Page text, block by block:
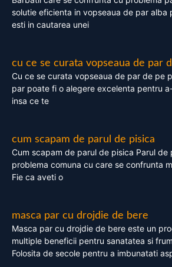
solutie eficienta in vopseaua de par alba
esti in cautarea unei
cu ce se curata vopseaua de par
Cu ce se curata vopseaua de par de pe
par poate fi o alegere excelenta pentru
insa ce te
cum scapam de parul de pisica
Cum scapam de parul de pisica Parul de
problema comuna cu care se confrunta
Fie ca aveti o
masca par cu drojdie de bere
Masca par cu drojdie de bere este un
multiple beneficii pentru sanatatea si
Folosita de secole pentru a imbunatati